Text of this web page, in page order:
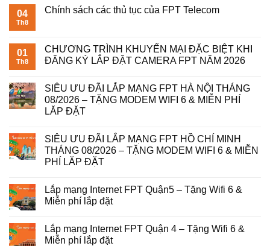
04
Th8
Chính sách các thủ tục của FPT Telecom
01
Th8
CHƯƠNG TRÌNH KHUYẾN MẠI ĐẶC BIỆT KHI
ĐĂNG KÝ LẮP ĐẶT CAMERA FPT NĂM 2026
SIÊU ƯU ĐÃI LẮP MẠNG FPT HÀ NỘI THÁNG
08/2026 – TẶNG MODEM WIFI 6 & MIỄN PHÍ
LĂP ĐẶT
SIÊU ƯU ĐÃI LẮP MẠNG FPT HỒ CHÍ MINH
THÁNG 08/2026 – TẶNG MODEM WIFI 6 & MIỄN
PHÍ LĂP ĐẶT
Lắp mạng Internet FPT Quận5 – Tặng Wifi 6 &
Miễn phí lắp đặt
Lắp mạng Internet FPT Quận 4 – Tặng Wifi 6 &
Miễn phí lắp đặt